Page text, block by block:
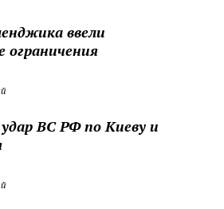
ввели
ограничения
ВС РФ по Киеву и